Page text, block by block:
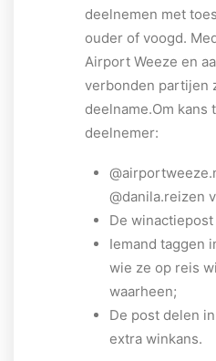
deelnemen met
ouder of voogd.
Airport Weeze en
verbonden partijen
deelname.Om kans
deelnemer:
@danila.reizen
De
Iemand taggen
wie ze op reis
waarheen;
De post delen
extra winkans.